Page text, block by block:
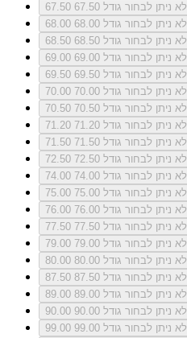
67.50
לא ניתן לבחור גודל 67.50
68.00
לא ניתן לבחור גודל 68.00
68.50
לא ניתן לבחור גודל 68.50
69.00
לא ניתן לבחור גודל 69.00
69.50
לא ניתן לבחור גודל 69.50
70.00
לא ניתן לבחור גודל 70.00
70.50
לא ניתן לבחור גודל 70.50
71.20
לא ניתן לבחור גודל 71.20
71.50
לא ניתן לבחור גודל 71.50
72.50
לא ניתן לבחור גודל 72.50
74.00
לא ניתן לבחור גודל 74.00
75.00
לא ניתן לבחור גודל 75.00
76.00
לא ניתן לבחור גודל 76.00
77.50
לא ניתן לבחור גודל 77.50
79.00
לא ניתן לבחור גודל 79.00
80.00
לא ניתן לבחור גודל 80.00
87.50
לא ניתן לבחור גודל 87.50
89.00
לא ניתן לבחור גודל 89.00
90.00
לא ניתן לבחור גודל 90.00
99.00
לא ניתן לבחור גודל 99.00